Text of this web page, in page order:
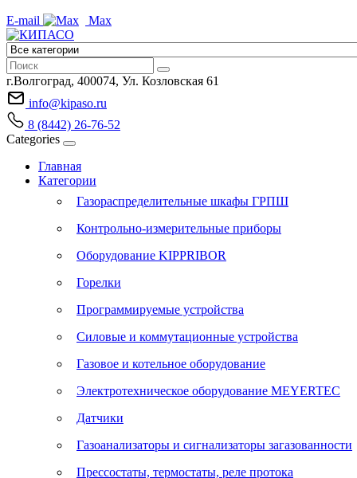
E-mail Max
г.Волгоград, 400074, Ул. Козловская 61
info@kipaso.ru
8 (8442) 26-76-52
Categories
Главная
Категории
Газораспределительные шкафы ГРПШ
Контрольно-измерительные приборы
Оборудование KIPPRIBOR
Горелки
Программируемые устройства
Силовые и коммутационные устройства
Газовое и котельное оборудование
Электротехническое оборудование MEYERTEC
Датчики
Газоанализаторы и сигнализаторы загазованности
Прессостаты, термостаты, реле протока